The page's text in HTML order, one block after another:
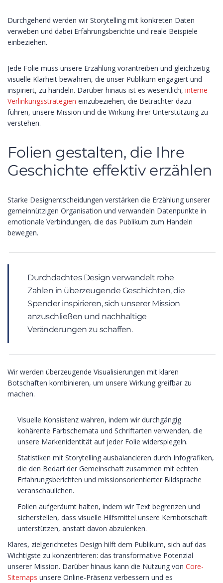
Durchgehend werden wir Storytelling mit konkreten Daten
verweben und dabei Erfahrungsberichte und reale Beispiele
einbeziehen.
Jede Folie muss unsere Erzählung vorantreiben und gleichzeitig
visuelle Klarheit bewahren, die unser Publikum engagiert und
inspiriert, zu handeln. Darüber hinaus ist es wesentlich, interne
Verlinkungsstrategien einzubeziehen, die Betrachter dazu
führen, unsere Mission und die Wirkung ihrer Unterstützung zu
verstehen.
Folien gestalten, die Ihre
Geschichte effektiv erzählen
Starke Designentscheidungen verstärken die Erzählung unserer
gemeinnützigen Organisation und verwandeln Datenpunkte in
emotionale Verbindungen, die das Publikum zum Handeln
bewegen.
Durchdachtes Design verwandelt rohe
Zahlen in überzeugende Geschichten, die
Spender inspirieren, sich unserer Mission
anzuschließen und nachhaltige
Veränderungen zu schaffen.
Wir werden überzeugende Visualisierungen mit klaren
Botschaften kombinieren, um unsere Wirkung greifbar zu
machen.
Visuelle Konsistenz wahren, indem wir durchgängig
kohärente Farbschemata und Schriftarten verwenden, die
unsere Markenidentität auf jeder Folie widerspiegeln.
Statistiken mit Storytelling ausbalancieren durch Infografiken,
die den Bedarf der Gemeinschaft zusammen mit echten
Erfahrungsberichten und missionsorientierter Bildsprache
veranschaulichen.
Folien aufgeräumt halten, indem wir Text begrenzen und
sicherstellen, dass visuelle Hilfsmittel unsere Kernbotschaft
unterstützen, anstatt davon abzulenken.
Klares, zielgerichtetes Design hilft dem Publikum, sich auf das
Wichtigste zu konzentrieren: das transformative Potenzial
unserer Mission. Darüber hinaus kann die Nutzung von Core-
Sitemaps unsere Online-Präsenz verbessern und es